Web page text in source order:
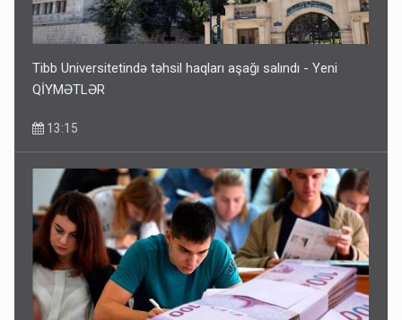
Tibb Universitetində təhsil haqları aşağı salındı - Yeni
QİYMƏTLƏR
13:15